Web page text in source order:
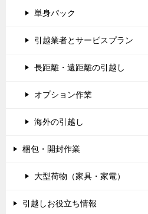
単身パック
引越業者とサービスプラン
長距離・遠距離の引越し
オプション作業
海外の引越し
梱包・開封作業
大型荷物（家具・家電）
引越しお役立ち情報